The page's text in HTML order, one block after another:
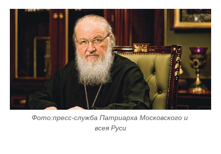
Фото:пресс-служба Патриарха Московского и
всея Руси